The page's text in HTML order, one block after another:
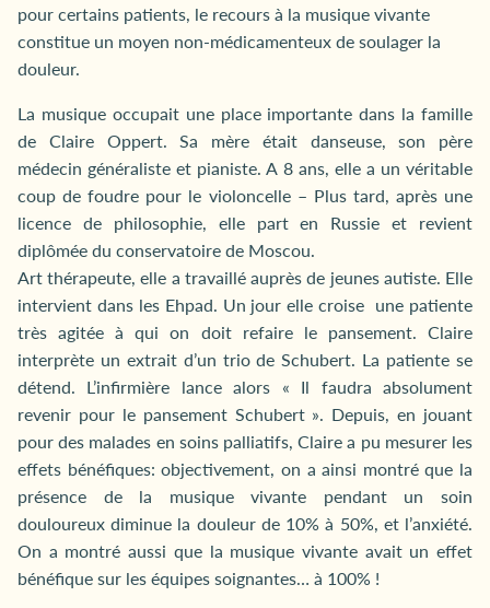
pour certains patients, le recours à la musique vivante
constitue un moyen non-médicamenteux de soulager la
douleur.
La musique occupait une place importante dans la famille
de Claire Oppert. Sa mère était danseuse, son père
médecin généraliste et pianiste. A 8 ans, elle a un véritable
coup de foudre pour le violoncelle – Plus tard, après une
licence de philosophie, elle part en Russie et revient
diplômée du conservatoire de Moscou.
Art thérapeute, elle a travaillé auprès de jeunes autiste. Elle
intervient dans les Ehpad. Un jour elle croise une patiente
très agitée à qui on doit refaire le pansement. Claire
interprète un extrait d’un trio de Schubert. La patiente se
détend. L’infirmière lance alors « Il faudra absolument
revenir pour le pansement Schubert ». Depuis, en jouant
pour des malades en soins palliatifs, Claire a pu mesurer les
effets bénéfiques: objectivement, on a ainsi montré que la
présence de la musique vivante pendant un soin
douloureux diminue la douleur de 10% à 50%, et l’anxiété.
On a montré aussi que la musique vivante avait un effet
bénéfique sur les équipes soignantes… à 100% !